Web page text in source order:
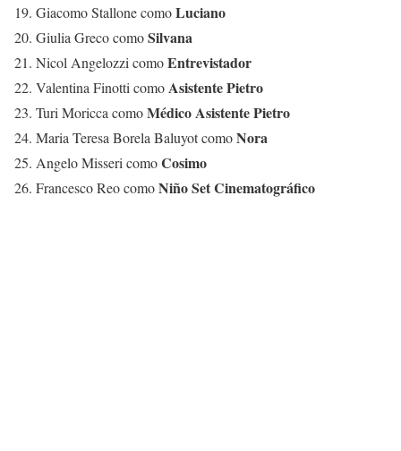
19. Giacomo Stallone comoLuciano
20. Giulia Greco comoSilvana
21. Nicol Angelozzi comoEntrevistador
22. Valentina Finotti comoAsistente Pietro
23. Turi Moricca comoMédico Asistente Pietro
24. Maria Teresa Borela Baluyot comoNora
25. Angelo Misseri comoCosimo
26. Francesco Reo comoNiño Set Cinematográfico